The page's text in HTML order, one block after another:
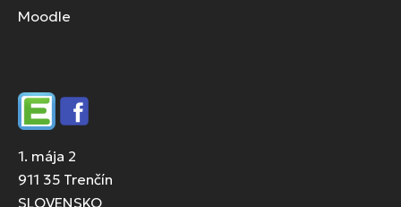
Moodle
EdupageFacebook
1. mája 2
911 35 Trenčín
SLOVENSKO